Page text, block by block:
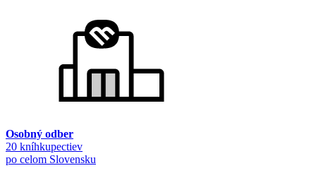
Osobný odber
20 kníhkupectiev
po celom Slovensku